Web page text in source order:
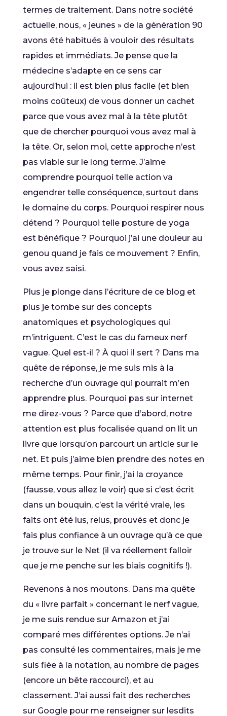
termes de traitement. Dans notre société
actuelle, nous, « jeunes » de la génération 90
avons été habitués à vouloir des résultats
rapides et immédiats. Je pense que la
médecine s’adapte en ce sens car
aujourd’hui : il est bien plus facile (et bien
moins coûteux) de vous donner un cachet
parce que vous avez mal à la tête plutôt
que de chercher pourquoi vous avez mal à
la tête. Or, selon moi, cette approche n’est
pas viable sur le long terme. J’aime
comprendre pourquoi telle action va
engendrer telle conséquence, surtout dans
le domaine du corps. Pourquoi respirer nous
détend ? Pourquoi telle posture de yoga
est bénéfique ? Pourquoi j’ai une douleur au
genou quand je fais ce mouvement ? Enfin,
vous avez saisi.
Plus je plonge dans l’écriture de ce blog et
plus je tombe sur des concepts
anatomiques et psychologiques qui
m’intriguent. C’est le cas du fameux nerf
vague. Quel est-il ? À quoi il sert ? Dans ma
quête de réponse, je me suis mis à la
recherche d’un ouvrage qui pourrait m’en
apprendre plus. Pourquoi pas sur internet
me direz-vous ? Parce que d’abord, notre
attention est plus focalisée quand on lit un
livre que lorsqu’on parcourt un article sur le
net. Et puis j’aime bien prendre des notes en
même temps. Pour finir, j’ai la croyance
(fausse, vous allez le voir) que si c’est écrit
dans un bouquin, c’est la vérité vraie, les
faits ont été lus, relus, prouvés et donc je
fais plus confiance à un ouvrage qu’à ce que
je trouve sur le Net (il va réellement falloir
que je me penche sur les biais cognitifs !).
Revenons à nos moutons. Dans ma quête
du « livre parfait » concernant le nerf vague,
je me suis rendue sur Amazon et j’ai
comparé mes différentes options. Je n’ai
pas consulté les commentaires, mais je me
suis fiée à la notation, au nombre de pages
(encore un bête raccourci), et au
classement. J’ai aussi fait des recherches
sur Google pour me renseigner sur lesdits